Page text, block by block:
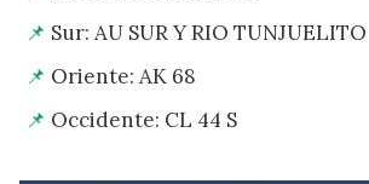
Sur: AU SUR Y RIO TUNJUELITO
Oriente: AK 68
Occidente: CL 44 S